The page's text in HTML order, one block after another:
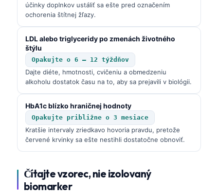
účinky doplnkov ustáliť sa ešte pred označením
ochorenia štítnej žľazy.
LDL alebo triglyceridy po zmenách životného
štýlu
Opakujte o 6 – 12 týždňov
Dajte diéte, hmotnosti, cvičeniu a obmedzeniu
alkoholu dostatok času na to, aby sa prejavili v biológii.
HbA1c blízko hraničnej hodnoty
Opakujte približne o 3 mesiace
Kratšie intervaly zriedkavo hovoria pravdu, pretože
červené krvinky sa ešte nestihli dostatočne obnoviť.
Čítajte vzorec, nie izolovaný
biomarker
ဗမာစာ
ភាសាខ្មែរ
Kiswahili
አማርኛ
Українська
O‘zbekcha
Қазақ тілі
Suomi
Hrvatski
پښتو